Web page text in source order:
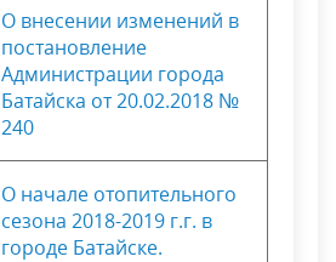
О внесении изменений в
постановление
Администрации города
Батайска от 20.02.2018 №
240
О начале отопительного
сезона 2018-2019 г.г. в
городе Батайске.